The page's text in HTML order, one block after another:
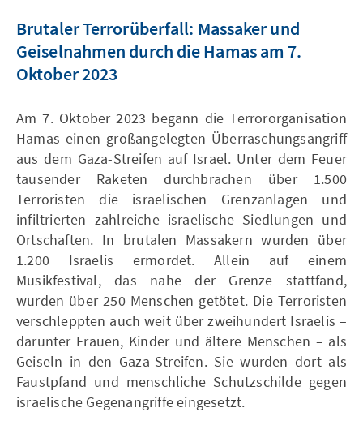
Brutaler Terrorüberfall: Massaker und
Geiselnahmen durch die Hamas am 7.
Oktober 2023
Am 7. Oktober 2023 begann die Terrororganisation
Hamas einen großangelegten Überraschungsangriff
aus dem Gaza-Streifen auf Israel. Unter dem Feuer
tausender Raketen durchbrachen über 1.500
Terroristen die israelischen Grenzanlagen und
infiltrierten zahlreiche israelische Siedlungen und
Ortschaften. In brutalen Massakern wurden über
1.200 Israelis ermordet. Allein auf einem
Musikfestival, das nahe der Grenze stattfand,
wurden über 250 Menschen getötet. Die Terroristen
verschleppten auch weit über zweihundert Israelis –
darunter Frauen, Kinder und ältere Menschen – als
Geiseln in den Gaza-Streifen. Sie wurden dort als
Faustpfand und menschliche Schutzschilde gegen
israelische Gegenangriffe eingesetzt.